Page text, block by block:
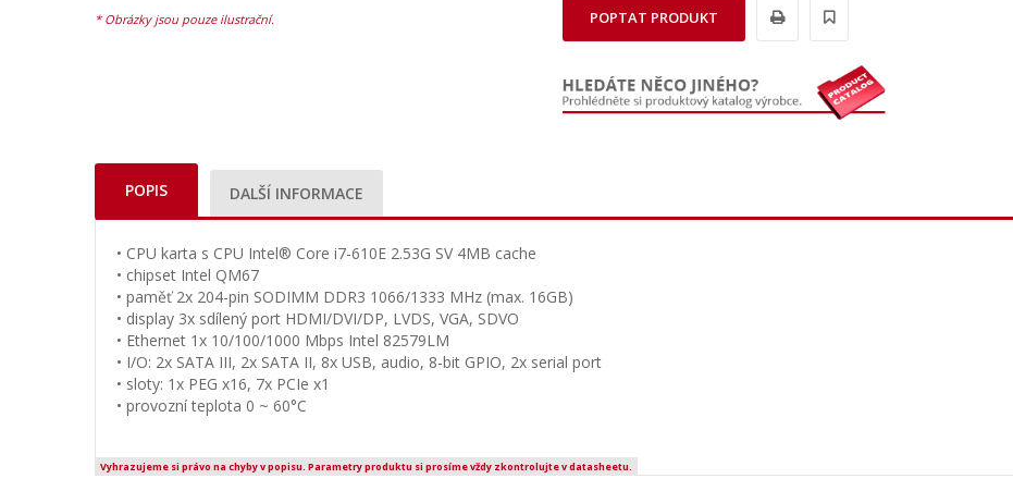
POPTAT PRODUKT
POPIS DALŠÍ INFORMACE
• CPU karta s CPU Intel® Core i7-610E 2.53G SV 4MB cache
• chipset Intel QM67
• paměť 2x 204-pin SODIMM DDR3 1066/1333 MHz (max. 16GB)
• display 3x sdílený port HDMI/DVI/DP, LVDS, VGA, SDVO
• Ethernet 1x 10/100/1000 Mbps Intel 82579LM
• I/O: 2x SATA III, 2x SATA II, 8x USB, audio, 8-bit GPIO, 2x serial port
• sloty: 1x PEG x16, 7x PCIe x1
• provozní teplota 0 ~ 60°C
Vyhrazujeme si právo na chyby v popisu. Parametry produktu si prosíme vždy zkontrolujte v datasheetu.